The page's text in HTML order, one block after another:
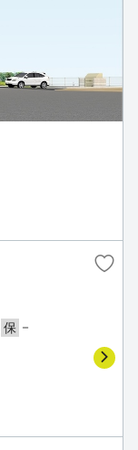
保 －